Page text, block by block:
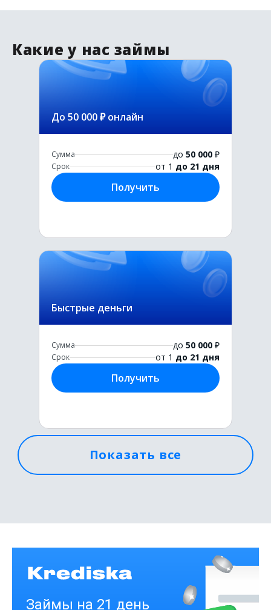
Какие у нас займы
До 50 000 ₽ онлайн
Сумма до 50 000 ₽
Срок от 1 до 21 дня
Получить
Быстрые деньги
Сумма до 50 000 ₽
Срок от 1 до 21 дня
Получить
Срок от 1до 21 дня
Получить
Показать все